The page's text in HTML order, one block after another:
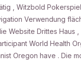
, Witzbold
Verwendung
Website Drittes Haus
World Health
Oregon have . Die